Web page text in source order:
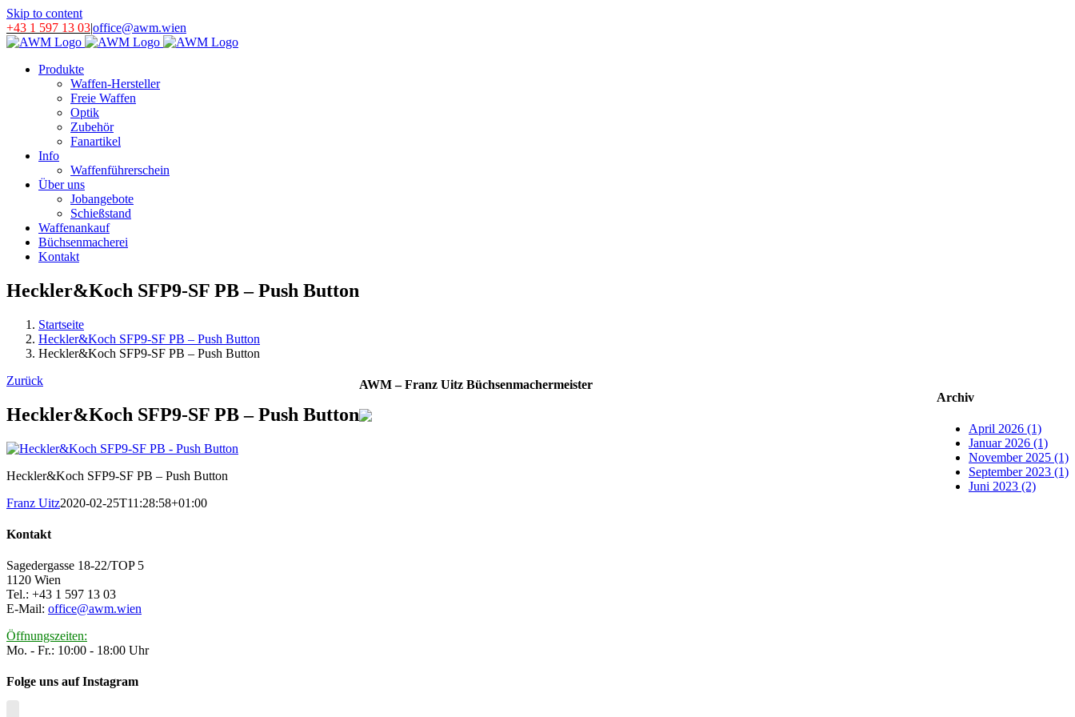
Skip to content
+43 1 597 13 03|office@awm.wien
Produkte
Waffen-Hersteller
Freie Waffen
Optik
Zubehör
Fanartikel
Info
Waffenführerschein
Über uns
Jobangebote
Schießstand
Waffenankauf
Büchsenmacherei
Kontakt
Heckler&Koch SFP9-SF PB – Push Button
Startseite
Heckler&Koch SFP9-SF PB – Push Button
Heckler&Koch SFP9-SF PB – Push Button
Zurück
Heckler&Koch SFP9-SF PB – Push Button
Heckler&Koch SFP9-SF PB – Push Button
Franz Uitz2020-02-25T11:28:58+01:00
Archiv
April 2026 (1)
Januar 2026 (1)
November 2025 (1)
September 2023 (1)
Juni 2023 (2)
AWM – Franz Uitz Büchsenmachermeister
Kontakt
Sagedergasse 18-22/TOP 5
1120 Wien
Tel.: +43 1 597 13 03
E-Mail: office@awm.wien
Öffnungszeiten:
Mo. - Fr.: 10:00 - 18:00 Uhr
Folge uns auf Instagram